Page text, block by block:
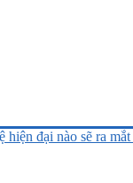
đại nào sẽ ra